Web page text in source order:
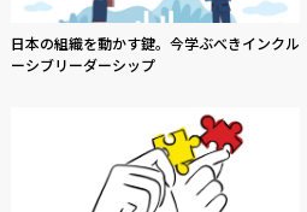
日本の組織を動かす鍵。今学ぶべきインクル
ーシブリーダーシップ